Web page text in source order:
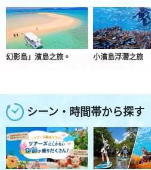
幻影島」濱島之旅。 小濱島浮潛之旅
シーン・時間帯から探す